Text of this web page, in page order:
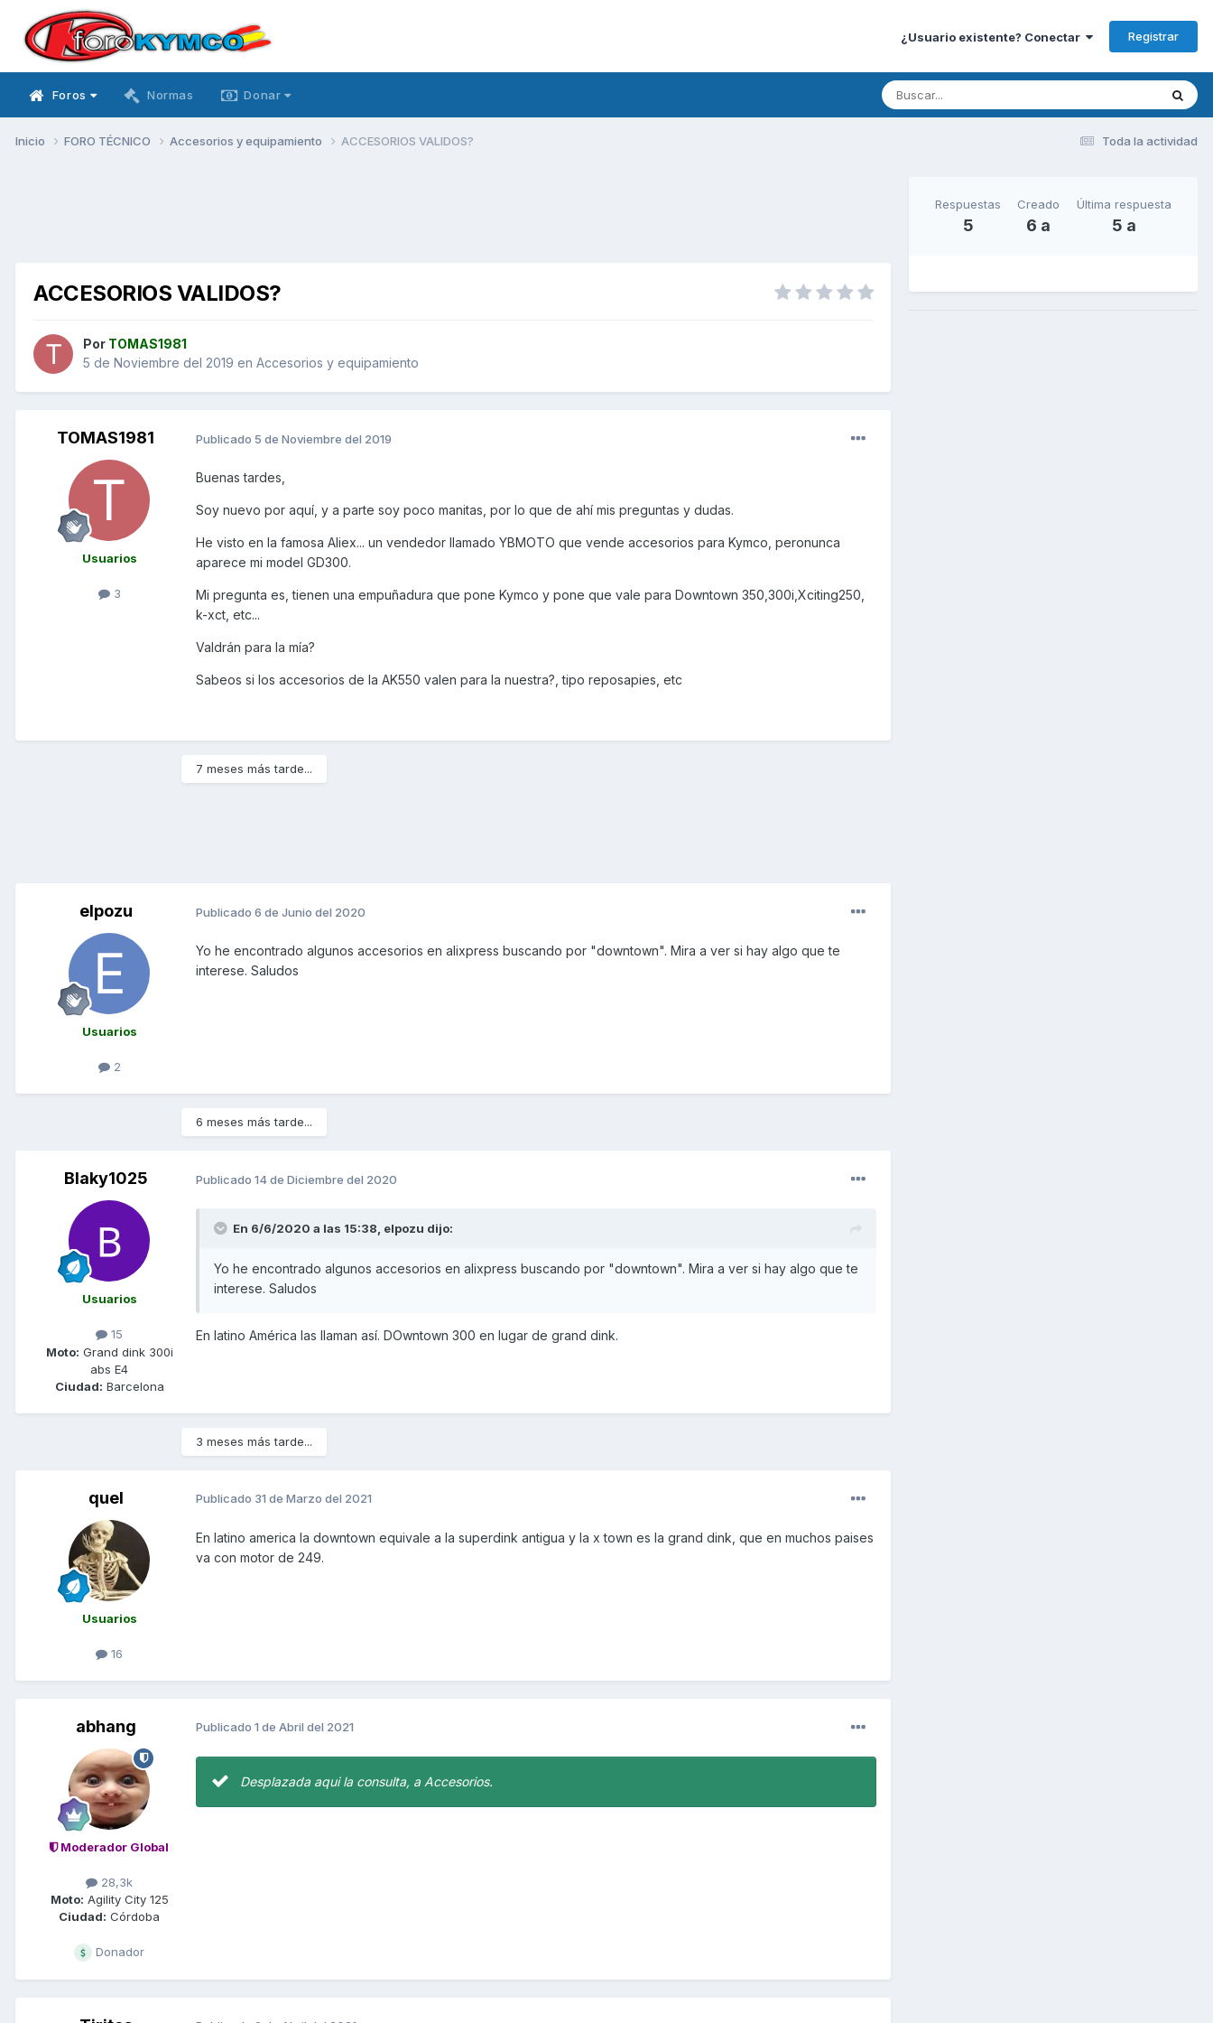
¿Usuario existente? Conectar Registrar
Foros Normas Donar
Toda la actividad
Inicio FORO TÉCNICO Accesorios y equipamiento ACCESORIOS VALIDOS?
ACCESORIOS VALIDOS?
Por TOMAS1981
5 de Noviembre del 2019 en Accesorios y equipamiento
TOMAS1981
Usuarios
3
Publicado 5 de Noviembre del 2019
Buenas tardes,
Soy nuevo por aquí, y a parte soy poco manitas, por lo que de ahí mis preguntas y dudas.
He visto en la famosa Aliex... un vendedor llamado YBMOTO que vende accesorios para Kymco, peronunca
aparece mi model GD300.
Mi pregunta es, tienen una empuñadura que pone Kymco y pone que vale para Downtown 350,300i,Xciting250,
k-xct, etc...
Valdrán para la mía?
Sabeos si los accesorios de la AK550 valen para la nuestra?, tipo reposapies, etc
7 meses más tarde...
elpozu
Usuarios
2
Publicado 6 de Junio del 2020
Yo he encontrado algunos accesorios en alixpress buscando por "downtown". Mira a ver si hay algo que te
interese. Saludos
6 meses más tarde...
Blaky1025
Usuarios
15
Moto: Grand dink 300i
abs E4
Ciudad: Barcelona
Publicado 14 de Diciembre del 2020
En 6/6/2020 a las 15:38, elpozu dijo:
Yo he encontrado algunos accesorios en alixpress buscando por "downtown". Mira a ver si hay algo que te
interese. Saludos
En latino América las llaman así. DOwntown 300 en lugar de grand dink.
3 meses más tarde...
quel
Usuarios
16
Publicado 31 de Marzo del 2021
En latino america la downtown equivale a la superdink antigua y la x town es la grand dink, que en muchos paises
va con motor de 249.
abhang
Moderador Global
28,3k
Moto: Agility City 125
Ciudad: Córdoba
Donador
Publicado 1 de Abril del 2021
Desplazada aqui la consulta, a Accesorios.
Respuestas
5
Creado
6 a
Última respuesta
5 a